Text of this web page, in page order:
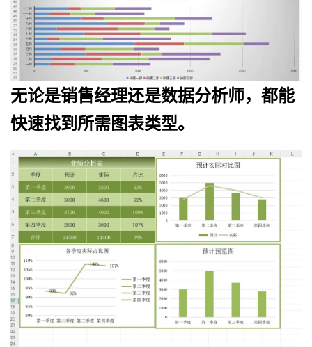
无论是销售经理还是数据分析师，都能
快速找到所需图表类型。